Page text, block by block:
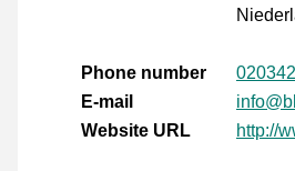
Phone number
E-mail
Website URL
http://